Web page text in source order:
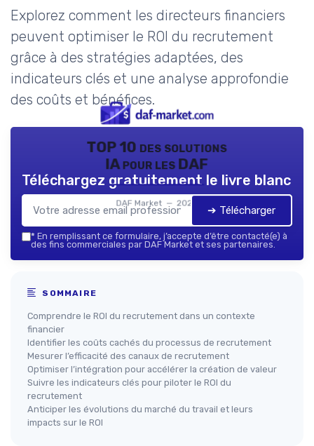
Explorez comment les directeurs financiers
peuvent optimiser le ROI du recrutement
grâce à des stratégies adaptées, des
indicateurs clés et une analyse approfondie
des coûts et bénéfices.
TOP 10 des solutions
IA pour les DAF
DAF Market — 2026
Téléchargez gratuitement le livre blanc
➔ Télécharger
* En remplissant ce formulaire, j’accepte d’être contacté(e) à
des fins commerciales par DAF Market et ses partenaires.
SOMMAIRE
Comprendre le ROI du recrutement dans un contexte
financier
Identifier les coûts cachés du processus de recrutement
Mesurer l’efficacité des canaux de recrutement
Optimiser l’intégration pour accélérer la création de valeur
Suivre les indicateurs clés pour piloter le ROI du
recrutement
Anticiper les évolutions du marché du travail et leurs
impacts sur le ROI